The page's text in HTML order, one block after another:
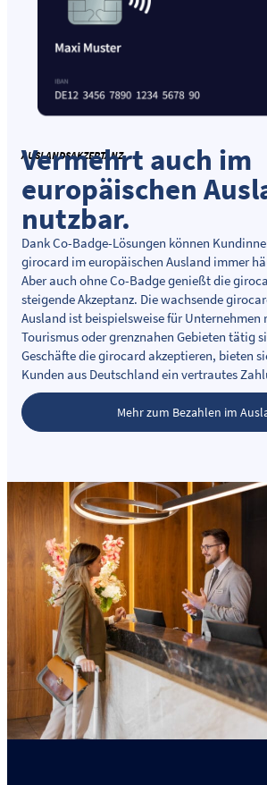
AUSLANDSAKZEPTANZ
Vermehrt auch im
europäischen
nutzbar.
Dank Co-Badge-Lösungen können
girocard im europäischen Ausland immer
Aber auch ohne Co-Badge genießt die
steigende Akzeptanz. Die wachsende
Ausland ist beispielsweise für Unternehmen
Tourismus oder grenznahen Gebieten tätig
Geschäfte die girocard akzeptieren, bieten
Kunden aus Deutschland ein vertrautes
Mehr zum Bezahlen im